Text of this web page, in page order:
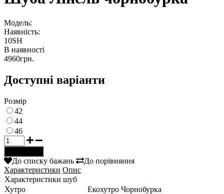
Модель:
Наявність:
10SH
В наявності
4960грн.
Доступні варіанти
Розмір
42
44
46
До списку бажань
До порівняння
Характеристики Опис
Характеристики шуб
Хутро
Екохутро Чорнобурка